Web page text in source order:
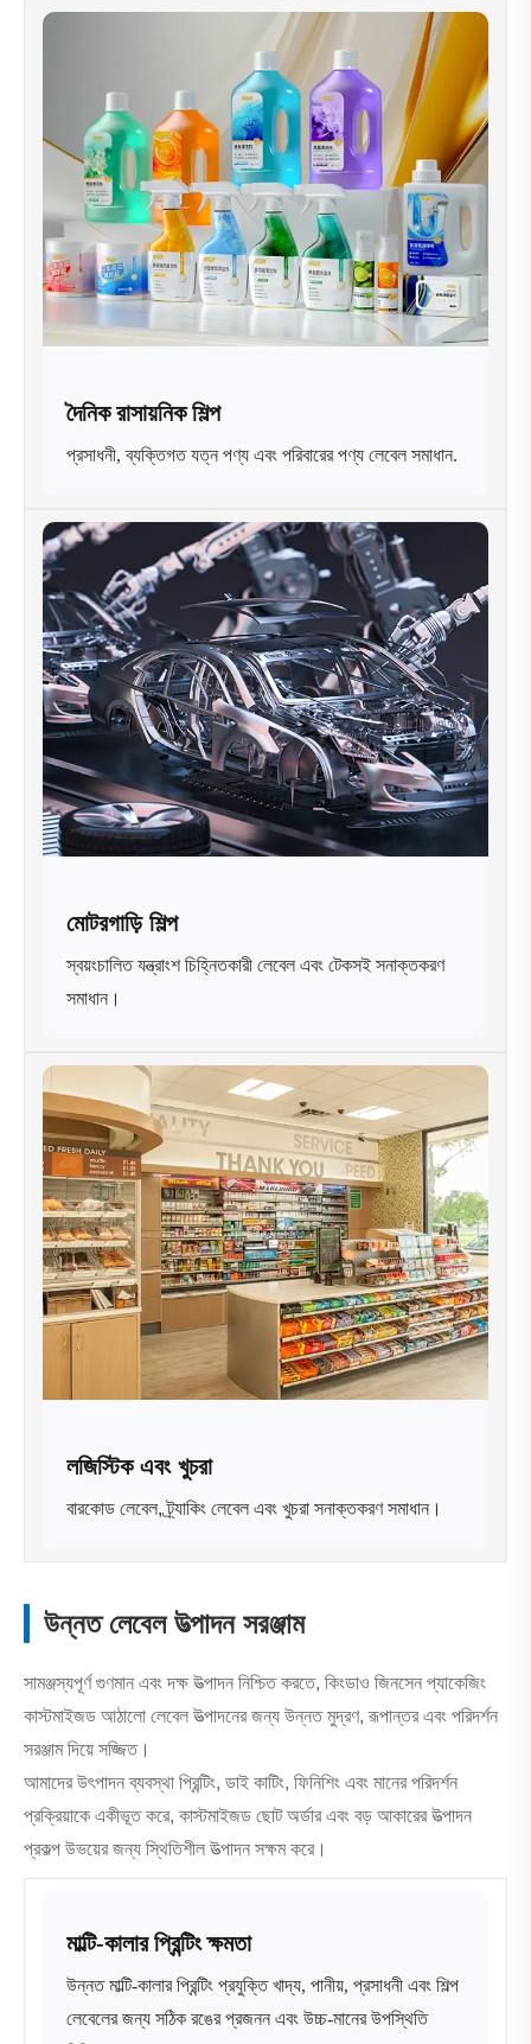
দৈনিক রাসায়নিক শিল্প
প্রসাধনী, ব্যক্তিগত যত্ন পণ্য এবং পরিবারের পণ্য লেবেল সমাধান.
মোটরগাড়ি শিল্প
স্বয়ংচালিত যন্ত্রাংশ চিহ্নিতকারী লেবেল এবং টেকসই সনাক্তকরণ
সমাধান।
লজিস্টিক এবং খুচরা
বারকোড লেবেল, ট্র্যাকিং লেবেল এবং খুচরা সনাক্তকরণ সমাধান।
উন্নত লেবেল উত্পাদন সরঞ্জাম
সামঞ্জস্যপূর্ণ গুণমান এবং দক্ষ উত্পাদন নিশ্চিত করতে, কিংডাও জিনসেন প্যাকেজিং
কাস্টমাইজড আঠালো লেবেল উত্পাদনের জন্য উন্নত মুদ্রণ, রূপান্তর এবং পরিদর্শন
সরঞ্জাম দিয়ে সজ্জিত।
আমাদের উৎপাদন ব্যবস্থা প্রিন্টিং, ডাই কাটিং, ফিনিশিং এবং মানের পরিদর্শন
প্রক্রিয়াকে একীভূত করে, কাস্টমাইজড ছোট অর্ডার এবং বড় আকারের উত্পাদন
প্রকল্প উভয়ের জন্য স্থিতিশীল উত্পাদন সক্ষম করে।
মাল্টি-কালার প্রিন্টিং ক্ষমতা
উন্নত মাল্টি-কালার প্রিন্টিং প্রযুক্তি খাদ্য, পানীয়, প্রসাধনী এবং শিল্প
লেবেলের জন্য সঠিক রঙের প্রজনন এবং উচ্চ-মানের উপস্থিতি